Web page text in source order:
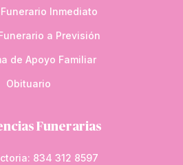
Inmediato
a Previsión
de Apoyo Familiar
Obituario
Funerarias
834 312 8597